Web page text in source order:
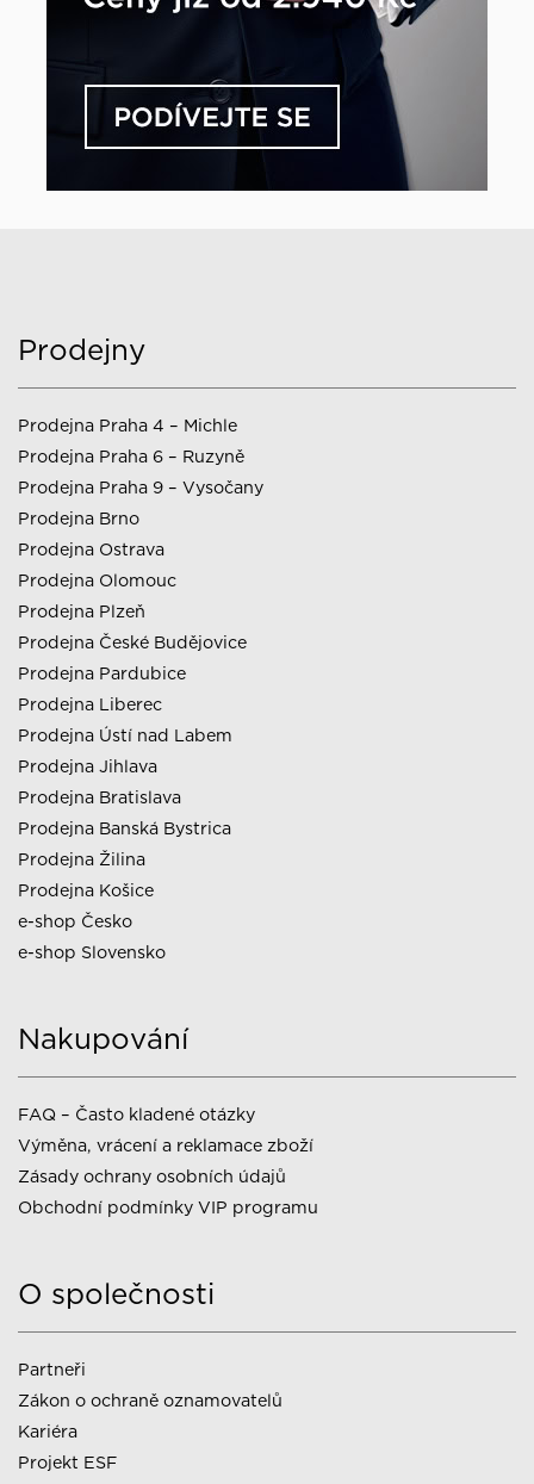
Prodejny
Prodejna Praha 4 – Michle
Prodejna Praha 6 – Ruzyně
Prodejna Praha 9 – Vysočany
Prodejna Brno
Prodejna Ostrava
Prodejna Olomouc
Prodejna Plzeň
Prodejna České Budějovice
Prodejna Pardubice
Prodejna Liberec
Prodejna Ústí nad Labem
Prodejna Jihlava
Prodejna Bratislava
Prodejna Banská Bystrica
Prodejna Žilina
Prodejna Košice
e-shop Česko
e-shop Slovensko
Nakupování
FAQ – Často kladené otázky
Výměna, vrácení a reklamace zboží
Zásady ochrany osobních údajů
Obchodní podmínky VIP programu
O společnosti
Partneři
Zákon o ochraně oznamovatelů
Kariéra
Projekt ESF